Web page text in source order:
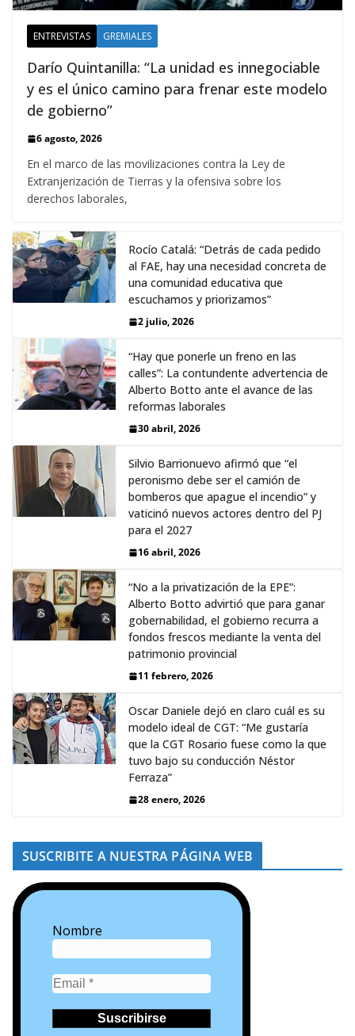
ENTREVISTAS GREMIALES
Darío Quintanilla: “La unidad es innegociable
y es el único camino para frenar este modelo
de gobierno”
6 agosto, 2026
En el marco de las movilizaciones contra la Ley de
Extranjerización de Tierras y la ofensiva sobre los
derechos laborales,
Rocío Catalá: “Detrás de cada pedido
al FAE, hay una necesidad concreta de
una comunidad educativa que
escuchamos y priorizamos”
2 julio, 2026
“Hay que ponerle un freno en las
calles”: La contundente advertencia de
Alberto Botto ante el avance de las
reformas laborales
30 abril, 2026
Silvio Barrionuevo afirmó que “el
peronismo debe ser el camión de
bomberos que apague el incendio” y
vaticinó nuevos actores dentro del PJ
para el 2027
16 abril, 2026
“No a la privatización de la EPE”:
Alberto Botto advirtió que para ganar
gobernabilidad, el gobierno recurra a
fondos frescos mediante la venta del
patrimonio provincial
11 febrero, 2026
Oscar Daniele dejó en claro cuál es su
modelo ideal de CGT: “Me gustaría
que la CGT Rosario fuese como la que
tuvo bajo su conducción Néstor
Ferraza”
28 enero, 2026
SUSCRIBITE A NUESTRA PÁGINA WEB
Nombre